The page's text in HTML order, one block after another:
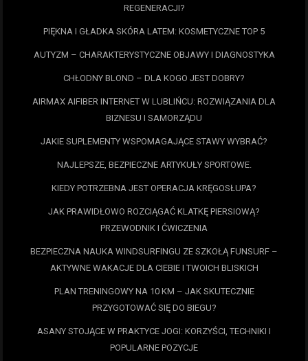
REGENERACJI?
PIĘKNA I GŁADKA SKÓRA LATEM: KOSMETYCZNE TOP 5
AUTYZM – CHARAKTERYSTYCZNE OBJAWY I DIAGNOSTYKA
CHŁODNY BLOND – DLA KOGO JEST DOBRY?
AIRMAX AIFIBER INTERNET W LUBLIŃCU: ROZWIĄZANIA DLA
BIZNESU I SAMORZĄDU
JAKIE SUPLEMENTY WSPOMAGAJĄCE STAWY WYBRAĆ?
NAJLEPSZE, BEZPIECZNE ARTYKUŁY SPORTOWE.
KIEDY POTRZEBNA JEST OPERACJA KRĘGOSŁUPA?
JAK PRAWIDŁOWO ROZCIĄGAĆ KLATKĘ PIERSIOWĄ?
PRZEWODNIK I ĆWICZENIA
BEZPIECZNA NAUKA WINDSURFINGU ZE SZKOŁĄ FUNSURF –
AKTYWNE WAKACJE DLA CIEBIE I TWOICH BLISKICH
PLAN TRENINGOWY NA 10 KM – JAK SKUTECZNIE
PRZYGOTOWAĆ SIĘ DO BIEGU?
ASANY STOJĄCE W PRAKTYCE JOGI: KORZYŚCI, TECHNIKI I
POPULARNE POZYCJE